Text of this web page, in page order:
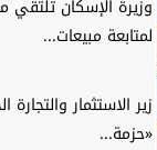
لمتابعة مبيعات...
زير الاستثمار
«حزمة...